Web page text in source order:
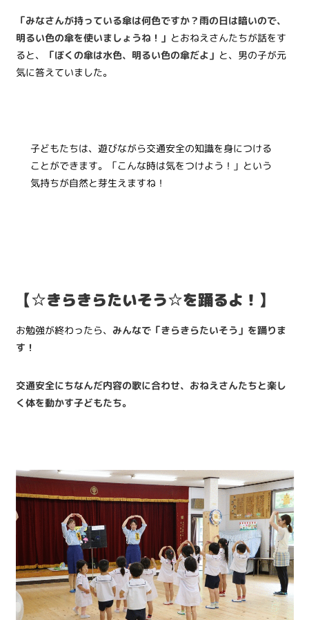
「みなさんが持っている傘は何色ですか？雨の日は暗いので、
明るい色の傘を使いましょうね！」 とおねえさんたちが話をす
ると、 「ぼくの傘は水色、明るい色の傘だよ」 と、男の子が元
気に答えていました。
子どもたちは、遊びながら交通安全の知識を身につける
ことができます。「こんな時は気をつけよう！」という
気持ちが自然と芽生えますね！
【☆きらきらたいそう☆を踊るよ！】
お勉強が終わったら、 みんなで「きらきらたいそう」を踊りま
す！
交通安全にちなんだ内容の歌に合わせ、おねえさんたちと楽し
く体を動かす子どもたち。